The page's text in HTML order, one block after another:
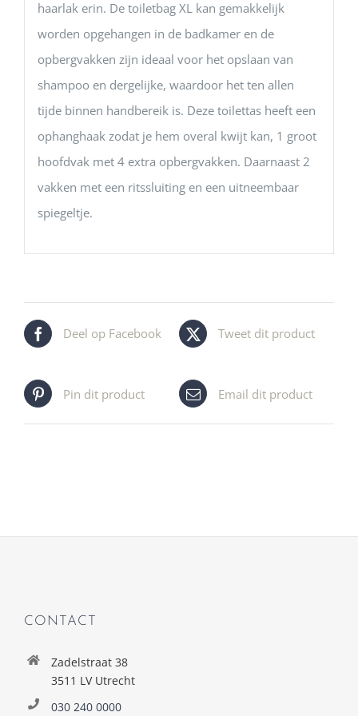
haarlak erin. De toiletbag XL kan gemakkelijk
worden opgehangen in de badkamer en de
opbergvakken zijn ideaal voor het opslaan van
shampoo en dergelijke, waardoor het ten allen
tijde binnen handbereik is. Deze toilettas heeft een
ophanghaak zodat je hem overal kwijt kan, 1 groot
hoofdvak met 4 extra opbergvakken. Daarnaast 2
vakken met een ritssluiting en een uitneembaar
spiegeltje.
Deel op Facebook Tweet dit product
Pin dit product Email dit product
CONTACT
Zadelstraat 38
3511 LV Utrecht
030 240 0000